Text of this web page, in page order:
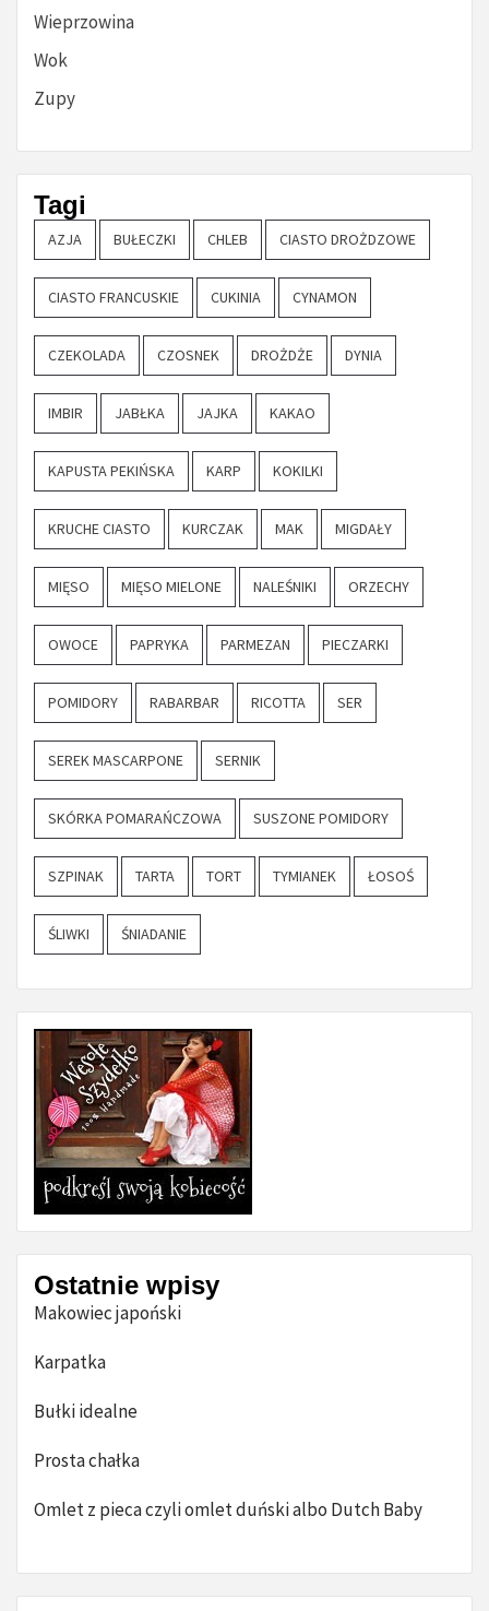
Wieprzowina
Wok
Zupy
Tagi
AZJA BUŁECZKI CHLEB CIASTO DROŻDZOWE
CIASTO FRANCUSKIE CUKINIA CYNAMON
CZEKOLADA CZOSNEK DROŻDŻE DYNIA
IMBIR JABŁKA JAJKA KAKAO
KAPUSTA PEKIŃSKA KARP KOKILKI
KRUCHE CIASTO KURCZAK MAK MIGDAŁY
MIĘSO MIĘSO MIELONE NALEŚNIKI ORZECHY
OWOCE PAPRYKA PARMEZAN PIECZARKI
POMIDORY RABARBAR RICOTTA SER
SEREK MASCARPONE SERNIK
SKÓRKA POMARAŃCZOWA SUSZONE POMIDORY
SZPINAK TARTA TORT TYMIANEK ŁOSOŚ
ŚLIWKI ŚNIADANIE
Ostatnie wpisy
Makowiec japoński
Karpatka
Bułki idealne
Prosta chałka
Omlet z pieca czyli omlet duński albo Dutch Baby